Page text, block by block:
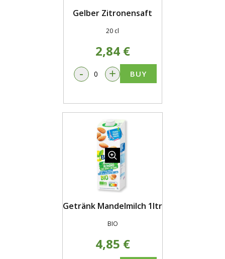
Gelber Zitronensaft
20 cl
2,84 €
- + BUY
Getränk Mandelmilch 1ltr
BIO
4,85 €